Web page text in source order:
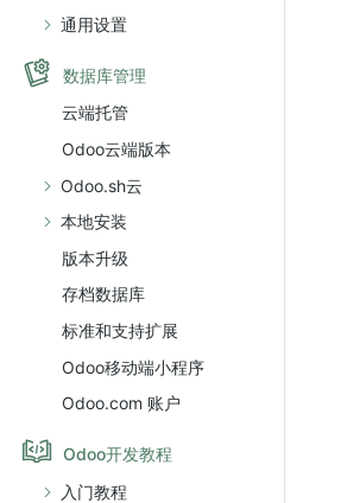
通用设置
数据库管理
云端托管
Odoo云端版本
Odoo.sh云
本地安装
版本升级
存档数据库
标准和支持扩展
Odoo移动端小程序
Odoo.com 账户
Odoo开发教程
入门教程